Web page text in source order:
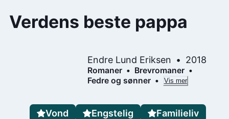
Verdens beste pappa
Endre Lund Eriksen 2018
Romaner
Brevromaner
Fedre og sønner
Vis mer
Vond Engstelig
Familieliv